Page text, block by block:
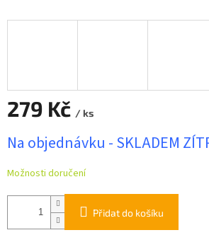
279 Kč / ks
cena:
Na objednávku - SKLADEM
Možnosti doručení
Přidat do košíku